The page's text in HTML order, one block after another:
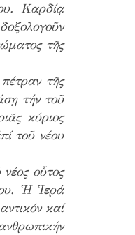
Καρδίᾳ
τῆς
τῆς
τήν τοῦ
κύριος
τοῦ νέου
οὗτος
Ἡ Ἱερά
καί